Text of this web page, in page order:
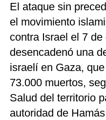
El ataque sin
el movimiento
contra Israel el 7
desencadenó una
israelí en Gaza,
73.000 muertos,
Salud del territorio
autoridad de